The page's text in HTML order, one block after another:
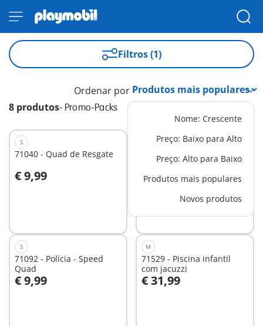
Filtros (1)
8 produtos- Promo-Packs
Ordenar por
Nome: Crescente
Preço: Baixo para Alto
Preço: Alto para Baixo
Produtos mais populares
Novos produtos
S
71040 - Quad de Resgate
€ 9,99
Ao carrinho
71528 - Empilhadora
€ 19,99
Ao carrinho
S
71092 - Polícia - Speed
Quad
€ 9,99
Ao carrinho
M
71529 - Piscina infantil
com jacuzzi
€ 31,99